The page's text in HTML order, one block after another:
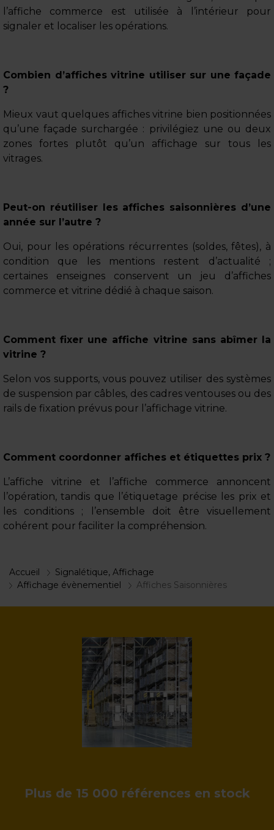
l’affiche commerce est utilisée à l’intérieur pour
signaler et localiser les opérations.
Combien d’affiches vitrine utiliser sur une façade
?
Mieux vaut quelques affiches vitrine bien positionnées
qu’une façade surchargée : privilégiez une ou deux
zones fortes plutôt qu’un affichage sur tous les
vitrages.
Peut-on réutiliser les affiches saisonnières d’une
année sur l’autre ?
Oui, pour les opérations récurrentes (soldes, fêtes), à
condition que les mentions restent d’actualité ;
certaines enseignes conservent un jeu d’affiches
commerce et vitrine dédié à chaque saison.
Comment fixer une affiche vitrine sans abîmer la
vitrine ?
Selon vos supports, vous pouvez utiliser des systèmes
de suspension par câbles, des cadres ventouses ou des
rails de fixation prévus pour l’affichage vitrine.
Comment coordonner affiches et étiquettes prix ?
L’affiche vitrine et l’affiche commerce annoncent
l’opération, tandis que l’étiquetage précise les prix et
les conditions ; l’ensemble doit être visuellement
cohérent pour faciliter la compréhension.
Accueil
Signalétique, Affichage
Affichage évènementiel
Affiches Saisonnières
Plus de 15 000 références en stock